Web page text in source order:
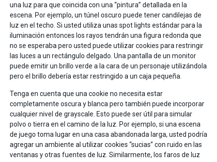
una luz para que coincida con una “pintura” detallada en la
escena. Por ejemplo, un túnel oscuro puede tener candilejas de
luz en el techo. Si usted utiliza unas spot lights estándar para la
iluminación entonces los rayos tendrán una figura redonda que
no se esperaba pero usted puede utilizar cookies para restringir
las luces a un rectángulo delgado. Una pantalla de un monitor
puede emitir un brillo verde a la cara de un personaje utilizándola
pero el brillo debería estar restringido a un caja pequeña.
Tenga en cuenta que una cookie no necesita estar
completamente oscura y blanca pero también puede incorporar
cualquier nivel de grayscale. Esto puede ser útil para simular
polvo o tierra en el camino de la luz. Por ejemplo, si una escena
de juego toma lugar en una casa abandonada larga, usted podría
agregar un ambiente al utilizar cookies “sucias” con ruido en las
ventanas y otras fuentes de luz. Similarmente, los faros de luz